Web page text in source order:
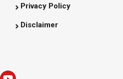
Privacy Policy
Disclaimer